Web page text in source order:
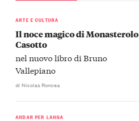
ARTE E CULTURA
Il noce magico di Monasterolo
Casotto
nel nuovo libro di Bruno
Vallepiano
di Nicolas Roncea
ANDAR PER LANGA